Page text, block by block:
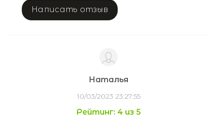
Написать отзыв
Наталья
10/03/2023 23:27:55
Рейтинг: 4 из 5